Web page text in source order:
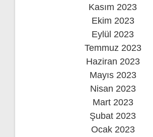
Kasım 2023
Ekim 2023
Eylül 2023
Temmuz 2023
Haziran 2023
Mayıs 2023
Nisan 2023
Mart 2023
Şubat 2023
Ocak 2023